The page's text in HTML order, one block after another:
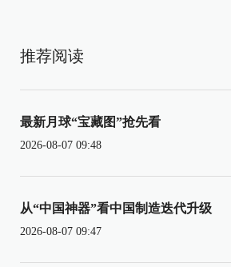
推荐阅读
最新月球“宝藏图”抢先看
2026-08-07 09:48
从“中国神器”看中国制造迭代升级
2026-08-07 09:47